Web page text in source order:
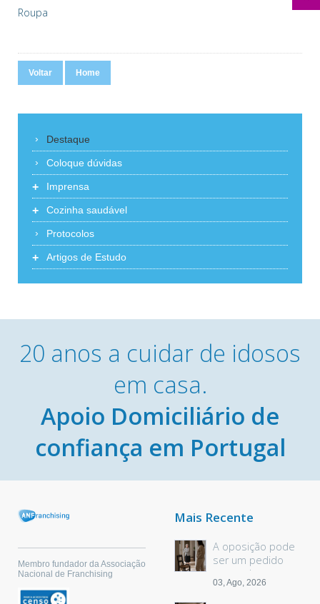
Roupa
Voltar Home
Destaque
Coloque dúvidas
+ Imprensa
+ Cozinha saudável
Protocolos
+ Artigos de Estudo
20 anos a cuidar de idosos
em casa.
Apoio Domiciliário de
confiança em Portugal
Membro fundador da Associação
Nacional de Franchising
Mais Recente
A oposição pode
ser um pedido
sem palavras
03, Ago, 2026